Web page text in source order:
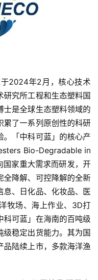
2024年2月，核心技术
究所工程和生态塑料国
士是全球生态塑料领域的
累了一系列原创性的科研
。「中科可蓝」的核心产
Bio-Degradable in
家重大需求而研发，开
全降解、可控降解的全新
息、日化品、化妆品、医
牧场、海上作业、3D打
科可蓝」在海南的百吨级
级稳定出货能力。其为国
品陆续上市，多款海洋渔